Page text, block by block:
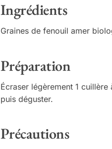
Ingrédients
Graines de fenouil amer
Préparation
Écraser légèrement 1
puis déguster.
Précautions